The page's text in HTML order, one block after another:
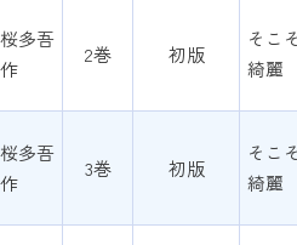
桜多吾
作
2巻 初版
そこ
綺麗
桜多吾
作
3巻 初版
そこ
綺麗